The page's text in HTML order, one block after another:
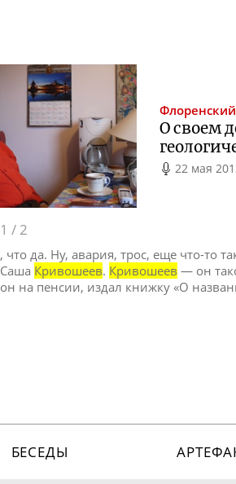
Флоренский
О своем
22 мая
1 / 2
, что да. Ну, авария, трос, еще что-то
Саша Кривошеев. Кривошеев — он
он на пенсии, издал книжку «О
БЕСЕДЫ